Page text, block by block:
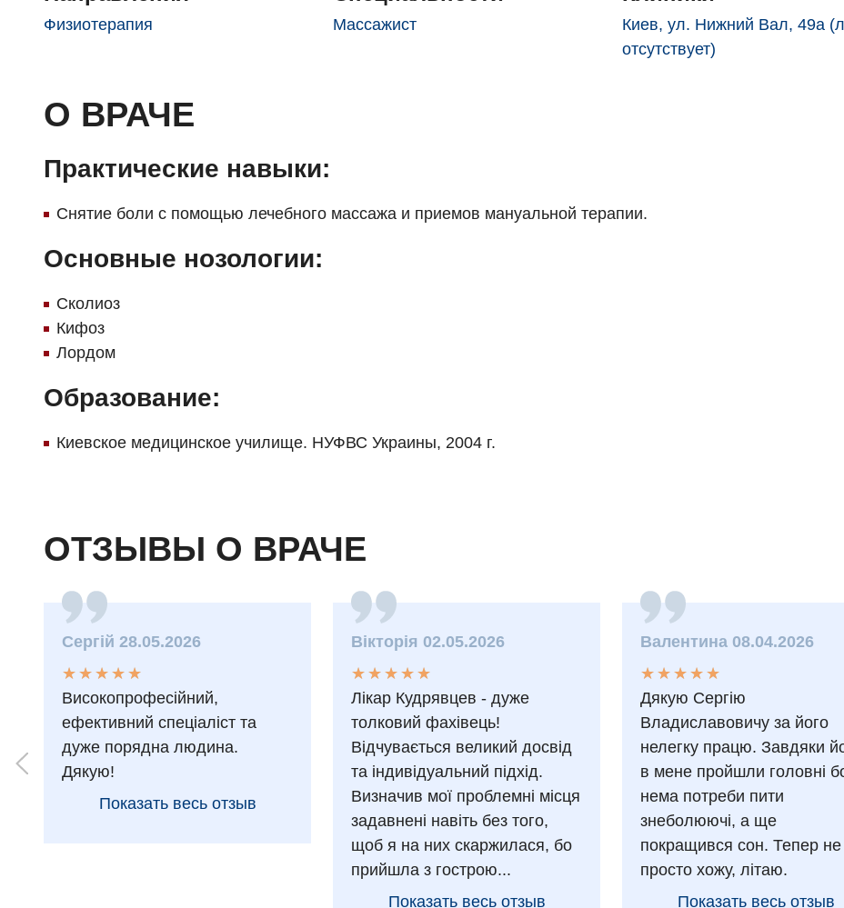
Физиотерапия Массажист
Киев, ул. Нижний Вал, 49а
отсутствует)
О ВРАЧЕ
Практические навыки:
Снятие боли с помощью лечебного массажа и приемов мануальной терапии.
Основные нозологии:
Сколиоз
Кифоз
Лордом
Образование:
Киевское медицинское училище. НУФВС Украины, 2004 г.
ОТЗЫВЫ О ВРАЧЕ
Сергій 28.05.2026
★
★
★
★
★
★ ★ ★ ★ ★
Високопрофесійний,
ефективний спеціаліст та
дуже порядна людина.
Дякую!
Показать весь отзыв
Вікторія 02.05.2026
★
★
★
★
★
★ ★ ★ ★ ★
Лікар Кудрявцев - дуже
толковий фахівець!
Відчувається великий досвід
та індивідуальний підхід.
Визначив мої проблемні місця
задавнені навіть без того,
щоб я на них скаржилася, бо
прийшла з гострою...
Показать весь отзыв
Валентина 08.04.2026
★
★
★
★
★
★ ★ ★ ★ ★
Дякую Сергію
Владиславовичу за його
нелегку працю. Завдяки
в мене пройшли головні
нема потреби пити
знеболюючі, а ще
покращився сон. Тепер не
просто хожу, літаю.
Показать весь отзыв